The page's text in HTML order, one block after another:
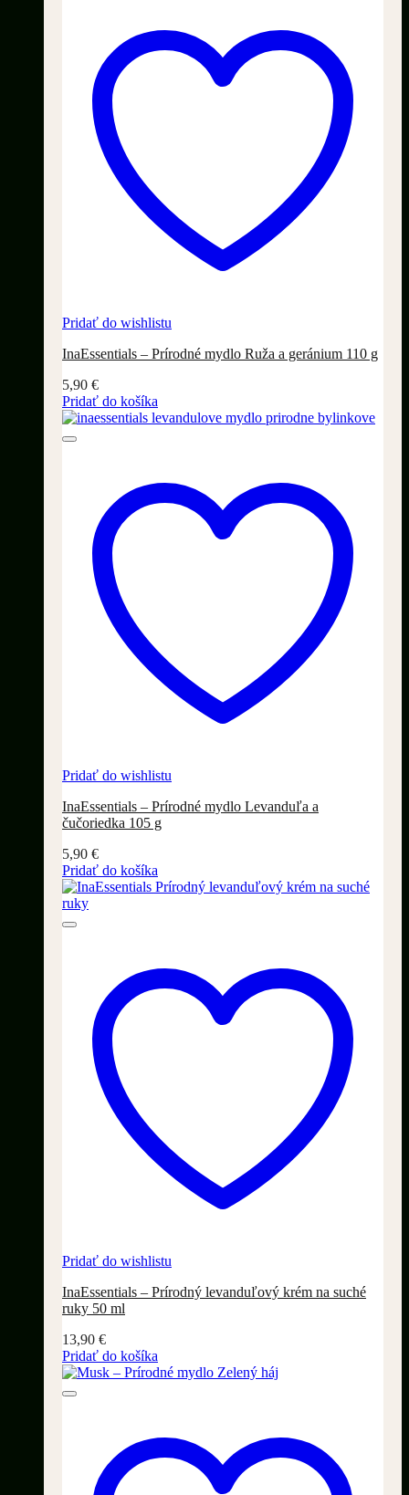
Pridať do wishlistu
InaEssentials – Prírodné mydlo Ruža a geránium 110 g
5,90 €
Pridať do košíka
Pridať do wishlistu
InaEssentials – Prírodné mydlo Levanduľa a
čučoriedka 105 g
5,90 €
Pridať do košíka
Pridať do wishlistu
InaEssentials – Prírodný levanduľový krém na suché
ruky 50 ml
13,90 €
Pridať do košíka